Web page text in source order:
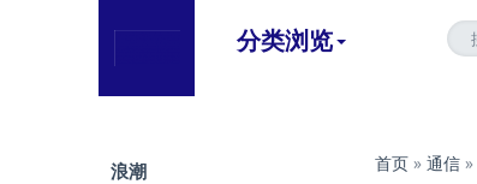
分类浏览
首页 » 通信 »
浪潮